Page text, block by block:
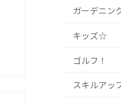
ガーデニン
キッズ☆
ゴルフ！
スキルアッ